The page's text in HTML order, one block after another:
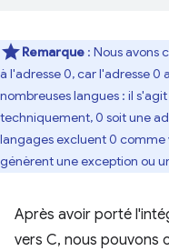
Remarque : Nous avons
à l'adresse 0, car l'adresse
nombreuses langues : il
techniquement, 0 soit une
langages excluent 0 comme
génèrent une exception ou
Après avoir porté
vers C, nous pouvons